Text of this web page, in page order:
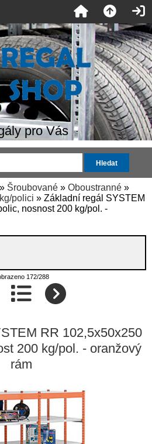
pro Vás
» Šroubované » Oboustranné »
polici » Základní regál SYSTEM
nosnost 200 kg/pol. -
172/288
RR 102,5x50x250
200 kg/pol. - oranžový
rám